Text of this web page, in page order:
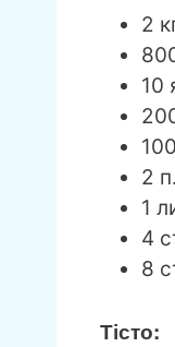
2
10
2
1
4
8
Тісто: